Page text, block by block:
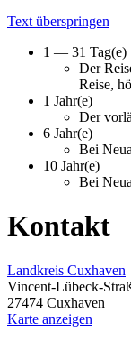
Text überspringen
1 — 31 Tag(e)
Der
Reise,
1 Jahr(e)
Der
6 Jahr(e)
Bei
10 Jahr(e)
Bei
Kontakt
Landkreis Cuxhaven
Vincent-Lübeck-
27474 Cuxhaven
Karte anzeigen